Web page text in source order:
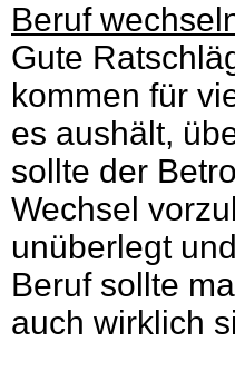
Beruf
Gute
kommen für
es aushält,
sollte der
Wechsel
unüberlegt
Beruf sollte
auch wirklich